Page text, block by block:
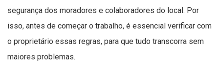
segurança dos moradores e colaboradores do local. Por
isso, antes de começar o trabalho, é essencial verificar com
o proprietário essas regras, para que tudo transcorra sem
maiores problemas.